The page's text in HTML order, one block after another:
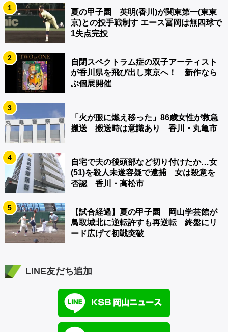
1
夏の甲子園 英明(香川)が関東第一(東東
京)との投手戦制す エース冨岡は無四球で
1失点完投
2
自閉スペクトラム症の双子アーティスト
が香川県を飛び出し東京へ！ 新作なら
ぶ個展開催
3
「火が服に燃え移った」86歳女性が救急
搬送 搬送時は意識あり 香川・丸亀市
4
自宅で夫の後頭部など切り付けたか…女
(51)を殺人未遂容疑で逮捕 女は殺意を
否認 香川・高松市
5
【試合経過】夏の甲子園 岡山学芸館が
鳥取城北に逆転許すも再逆転 終盤にリ
ード広げて初戦突破
LINE友だち追加